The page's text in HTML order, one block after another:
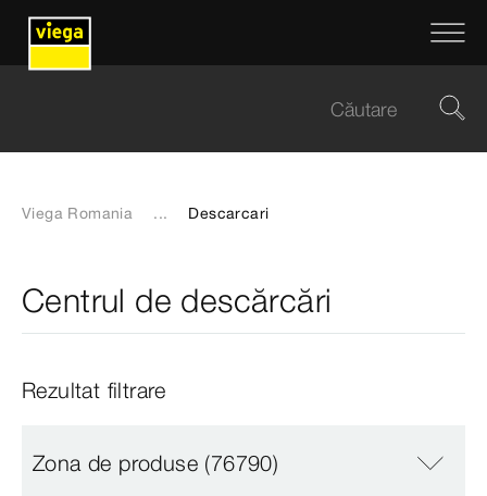
Viega Romania ... Descarcari
Centrul de descărcări
Rezultat filtrare
Zona de produse (76790)